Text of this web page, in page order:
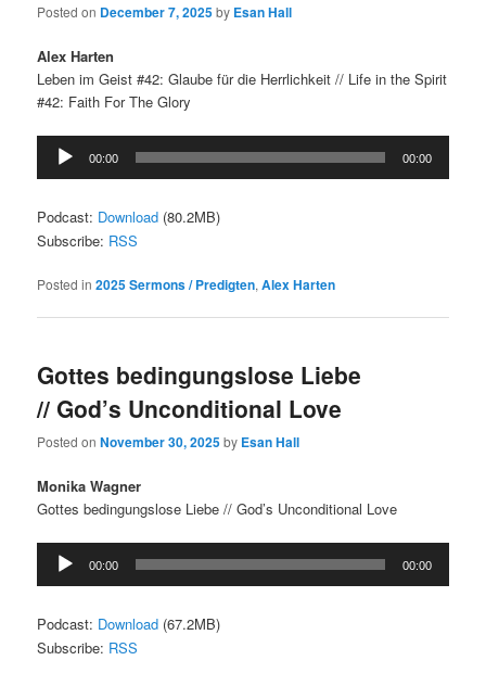
Posted on December 7, 2025by Esan Hall
Alex Harten
Leben im Geist #42: Glaube für die Herrlichkeit // Life in the Spirit
#42: Faith For The Glory
Audio
Player
00:00 00:00
Podcast: Download (80.2MB)
Subscribe: RSS
Posted in 2025 Sermons / Predigten,Alex Harten
Gottes bedingungslose Liebe
// God’s Unconditional Love
Posted onNovember 30, 2025by Esan Hall
Monika Wagner
Gottes bedingungslose Liebe // God’s Unconditional Love
Audio
Player
00:00 00:00
Podcast: Download (67.2MB)
Subscribe: RSS